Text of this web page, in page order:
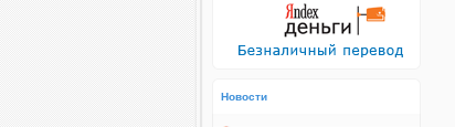
Новости